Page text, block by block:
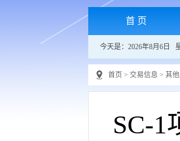
首 页
今天是：2026年8月6日
首页 > 交易信息 > 其
SC-